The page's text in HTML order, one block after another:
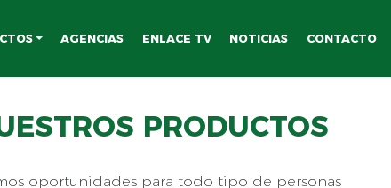
AGENCIAS ENLACE TV NOTICIAS CONTACTO
PRODUCTOS
oportunidades para todo tipo de personas